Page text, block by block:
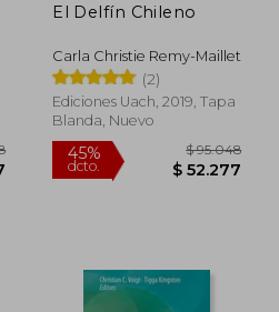
El Delfín Chileno
Carla Christie Remy-Maillet
(2)
Ediciones Uach, 2019, Tapa
Blanda, Nuevo